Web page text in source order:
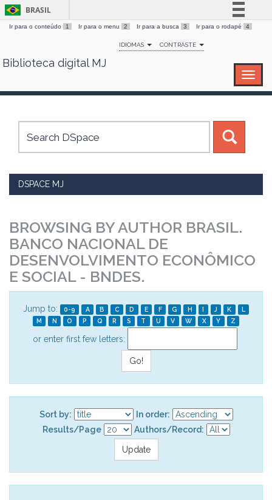
Skip
BRASIL
Simplifique!
Comunica BR
Canais
Ir para o conteúdo 1 Ir para o menu 2 Ir para a busca 3 Ir para o rodapé 4
IDIOMAS CONTRASTE
Biblioteca digital MJ
DSPACE MJ
BROWSING BY AUTHOR BRASIL.
BANCO NACIONAL DE
DESENVOLVIMENTO ECONÔMICO
E SOCIAL - BNDES.
Jump to: 0-9 A B C D E F G H I J K
L
M
N O P Q R S T U V W X Y Z
or enter first few letters:
Sort by:
In order:
Results/Page
Authors/Record: